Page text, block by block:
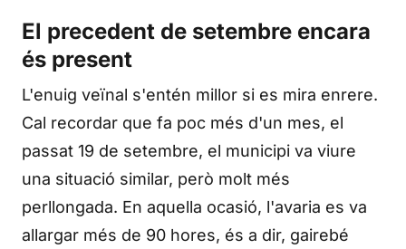
El precedent de setembre encara
és present
L'enuig veïnal s'entén millor si es mira enrere.
Cal recordar que fa poc més d'un mes, el
passat 19 de setembre, el municipi va viure
una situació similar, però molt més
perllongada. En aquella ocasió, l'avaria es va
allargar més de 90 hores, és a dir, gairebé